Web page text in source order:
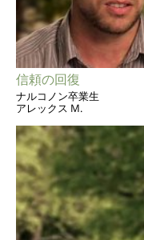
信頼の回復
ナルコノン卒業生
アレックス M.